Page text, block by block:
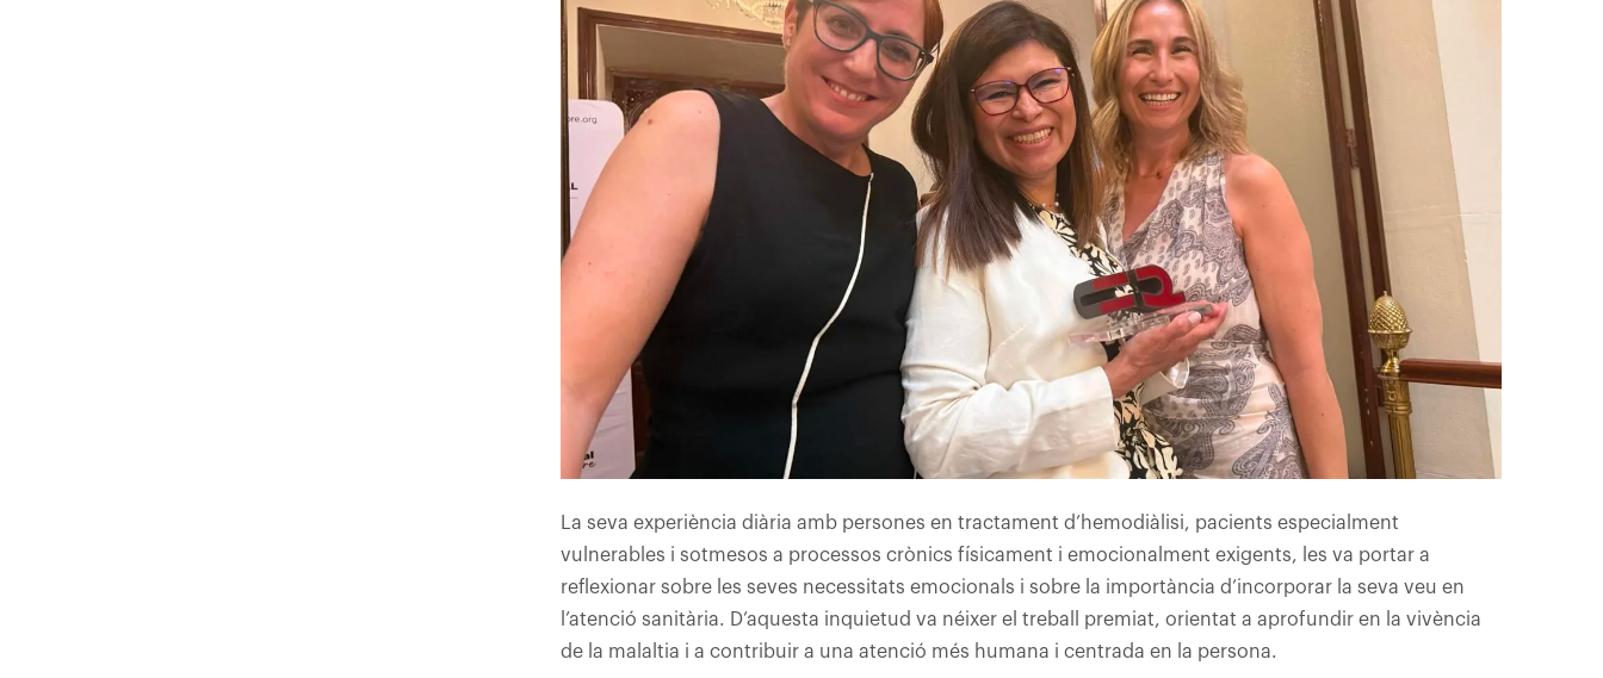
La seva experiència diària amb persones en tractament d’hemodiàlisi, pacients especialment
vulnerables i sotmesos a processos crònics físicament i emocionalment exigents, les va portar a
reflexionar sobre les seves necessitats emocionals i sobre la importància d’incorporar la seva veu en
l’atenció sanitària. D’aquesta inquietud va néixer el treball premiat, orientat a aprofundir en la vivència
de la malaltia i a contribuir a una atenció més humana i centrada en la persona.